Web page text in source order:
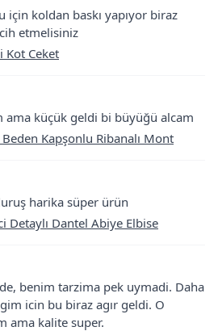
için koldan baskı yapıyor biraz
etmelisiniz
Kot Ceket
ama küçük geldi bi büyüğü alcam
Kapşonlu Ribanalı Mont
harika süper ürün
Detaylı Dantel Abiye Elbise
benim tarzima pek uymadi. Daha
icin bu biraz agır geldi. O
ama kalite super.